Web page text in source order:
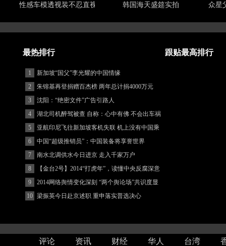
性感车模透视装不忍直视 韩国海天盛筵实拍 众星
最热排行 跟贴最高排行
1
新加坡“国父”李光耀的中国情缘
2
朱镕基再登捐赠百杰榜 两年总计捐4000万元
3
沈阳：“绝密文件”广告引路人
4
湖北司机醉驾被查 自称：心中有佛 不会出车祸
(图)
5
亚航印尼飞往新加坡客机失联 机上没有中国乘
客
6
中国“超级推销员”：中国装备将享誉世界
7
南水北调供水今日进京 走入千家万户
8
【金台2号】2014“打虎年”，读懂中央反腐深意
9
2014网络舆情变化深刻 “两个舆论场”共识度显
著增强
10 梁振英今日赴京述职 重申落实普选决心
评论 资讯 财经 华人 台湾